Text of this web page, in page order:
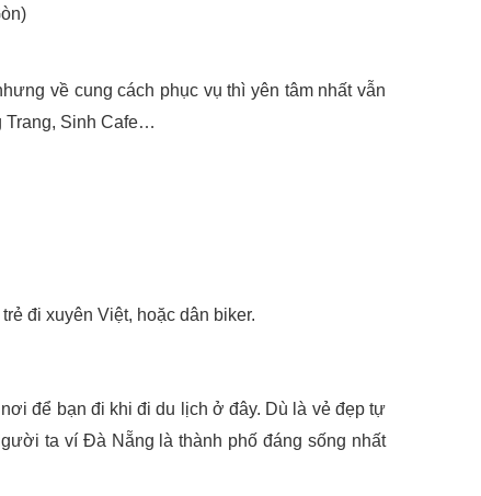
về cung cách phục vụ thì yên tâm nhất vẫn
Trang, Sinh Cafe…
đi xuyên Việt, hoặc dân biker.
để bạn đi khi đi du lịch ở đây. Dù là vẻ đẹp tự
ta ví Đà Nẵng là thành phố đáng sống nhất